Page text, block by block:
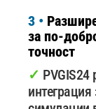
3 •
за по-
точност
✓ PVGIS24